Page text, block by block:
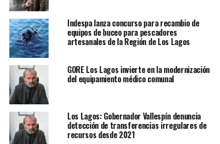
Indespa lanza concurso para recambio de
equipos de buceo para pescadores
artesanales de la Región de Los Lagos
GORE Los Lagos invierte en la modernización
del equipamiento médico comunal
Los Lagos: Gobernador Vallespín denuncia
detección de transferencias irregulares de
recursos desde 2021